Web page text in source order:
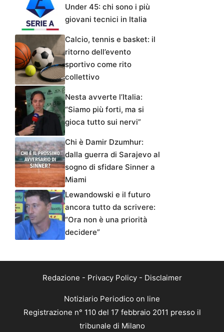
Under 45: chi sono i più
giovani tecnici in Italia
Calcio, tennis e basket: il
ritorno dell’evento
sportivo come rito
collettivo
Nesta avverte l’Italia:
“Siamo più forti, ma si
gioca tutto sui nervi”
Chi è Damir Dzumhur:
dalla guerra di Sarajevo al
sogno di sfidare Sinner a
Miami
Lewandowski e il futuro
ancora tutto da scrivere:
“Ora non è una priorità
decidere”
Redazione - Privacy Policy- Disclaimer
Notiziario Periodico on line
Registrazione n° 110 del 17 febbraio 2011 presso il
tribunale di Milano